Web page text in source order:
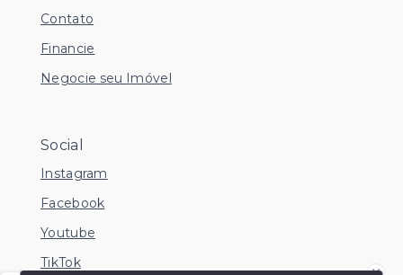
Contato
Financie
Negocie seu Imóvel
Social
Instagram
Facebook
Youtube
TikTok